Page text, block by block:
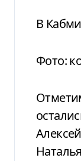
В
Фото: